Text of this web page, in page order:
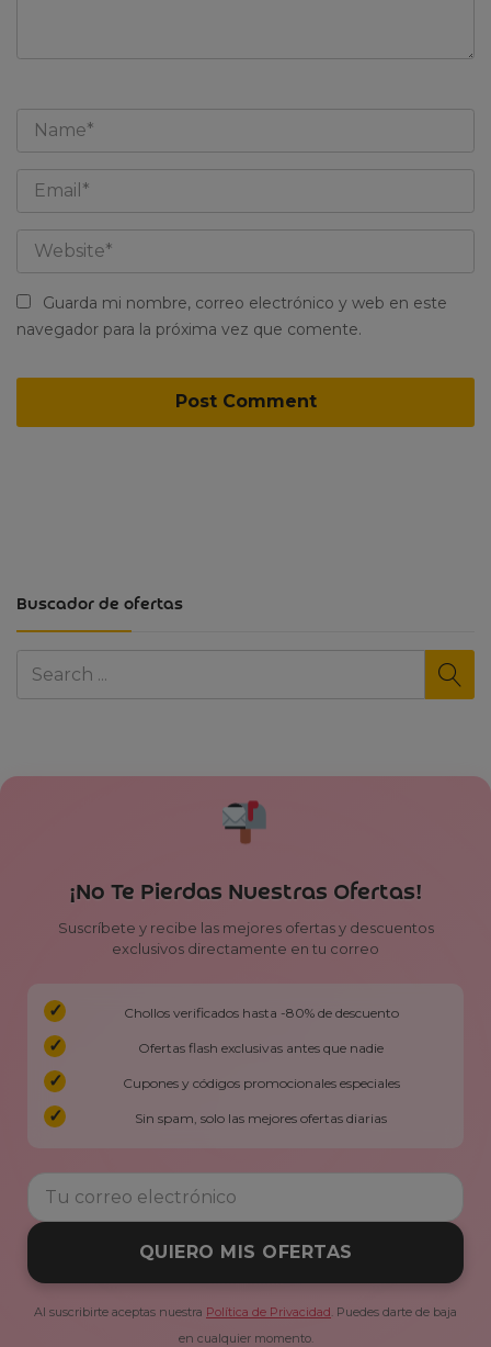
Buscador de ofertas
Guarda mi nombre, correo electrónico y web en este
navegador para la próxima vez que comente.
¡No Te Pierdas Nuestras Ofertas!
Suscríbete y recibe las mejores ofertas y descuentos
exclusivos directamente en tu correo
Chollos verificados hasta -80% de descuento
Ofertas flash exclusivas antes que nadie
Cupones y códigos promocionales especiales
Sin spam, solo las mejores ofertas diarias
QUIERO MIS OFERTAS
Al suscribirte aceptas nuestra Política de Privacidad . Puedes darte de baja
en cualquier momento.